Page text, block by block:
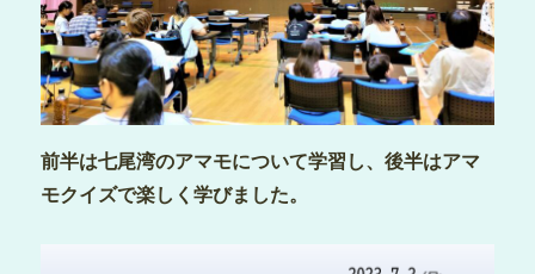
前半は七尾湾のアマモについて学習し、後半はアマ
モクイズで楽しく学びました。